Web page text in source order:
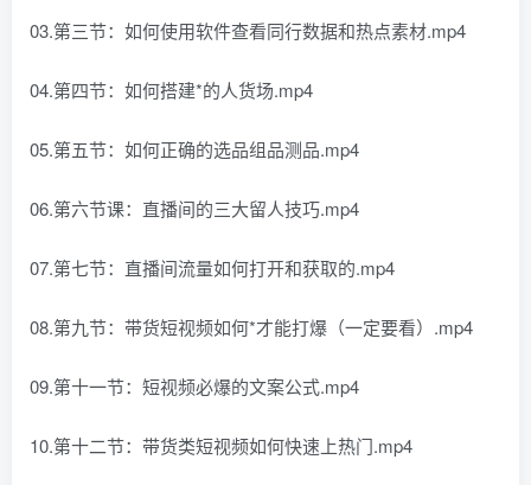
03.第三节：如何使用软件查看同行数据和热点素材.mp4
04.第四节：如何搭建*的人货场.mp4
05.第五节：如何正确的选品组品测品.mp4
06.第六节课：直播间的三大留人技巧.mp4
07.第七节：直播间流量如何打开和获取的.mp4
08.第九节：带货短视频如何*才能打爆（一定要看）.mp4
09.第十一节：短视频必爆的文案公式.mp4
10.第十二节：带货类短视频如何快速上热门.mp4